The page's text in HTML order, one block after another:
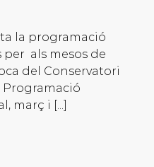
la programació
als mesos de
del Conservatori
març i [...]